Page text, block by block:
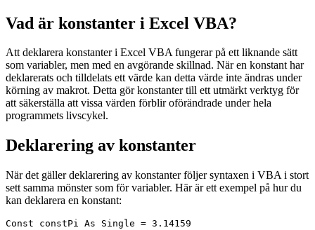
Vad är konstanter i Excel VBA?
Att deklarera konstanter i Excel VBA fungerar på ett liknande sätt
som variabler, men med en avgörande skillnad. När en konstant har
deklarerats och tilldelats ett värde kan detta värde inte ändras under
körning av makrot. Detta gör konstanter till ett utmärkt verktyg för
att säkerställa att vissa värden förblir oförändrade under hela
programmets livscykel.
Deklarering av konstanter
När det gäller deklarering av konstanter följer syntaxen i VBA i stort
sett samma mönster som för variabler. Här är ett exempel på hur du
kan deklarera en konstant:
Const constPi As Single = 3.14159